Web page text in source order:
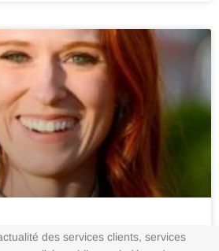
Audrey Fleurot ?
des services clients, services